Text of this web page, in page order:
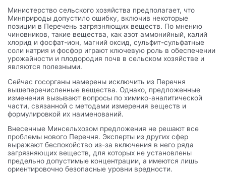
Министерство сельского хозяйства предполагает, что
Минприроды допустило ошибку, включив некоторые
позиции в Перечень загрязняющих веществ. По мнению
чиновников, такие вещества, как азот аммонийный, калий
хлорид и фосфат-ион, магний оксид, сульфит-сульфатные
соли натрия и фосфор играют ключевую роль в обеспечении
урожайности и плодородия почв в сельском хозяйстве и
являются полезными.
Сейчас госорганы намерены исключить из Перечня
вышеперечисленные вещества. Однако, предложенные
изменения вызывают вопросы по химико-аналитической
части, связанной с методами измерения веществ и
формулировкой их наименований.
Внесенные Минсельхозом предложения не решают все
проблемы нового Перечня. Эксперты из других сфер
выражают беспокойство из-за включения в него ряда
загрязняющих веществ, для которых не установлены
предельно допустимые концентрации, а имеются лишь
ориентировочно безопасные уровни вредности.